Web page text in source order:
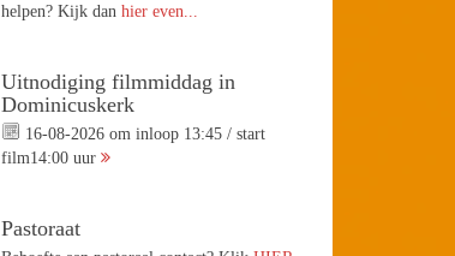
helpen? Kijk danhier even...
Uitnodiging filmmiddag in
Dominicuskerk
16-08-2026 om inloop 13:45 / start
film14:00 uur
Pastoraat